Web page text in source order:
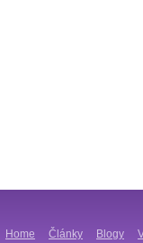
Home Články Blogy